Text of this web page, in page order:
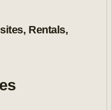
Rentals,